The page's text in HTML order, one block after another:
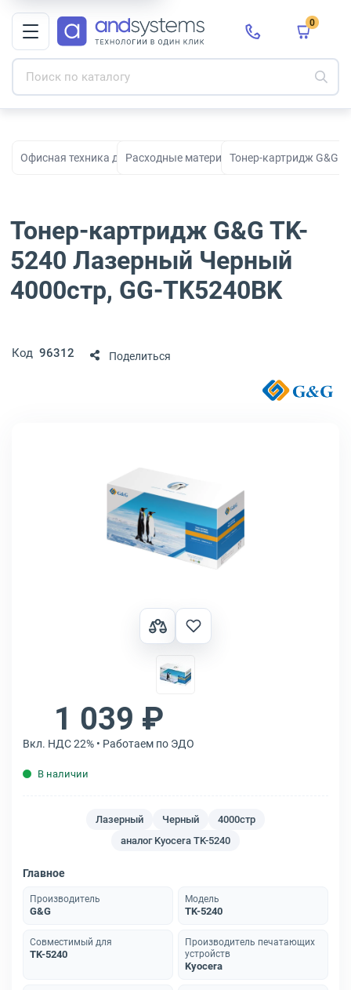
0
Офисная техника для печати, сканирования и
Расходные материалы для принтеров и
Тонер-картридж G&G
Тонер-картридж G&G TK-
5240 Лазерный Черный
4000стр, GG-TK5240BK
Код 96312 Поделиться
1 039 ₽
Вкл. НДС 22% • Работаем по ЭДО
В наличии
Лазерный Черный
4000стр
аналог Kyocera TK-5240
Главное
Производитель
G&G
Модель
TK-5240
Совместимый для
TK-5240
Производитель печатающих
устройств
Kyocera